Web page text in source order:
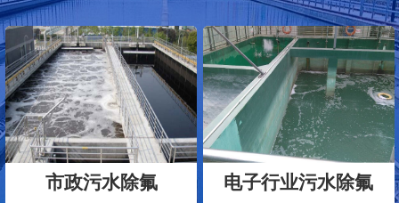
市政污水除氟 电子行业污水除氟